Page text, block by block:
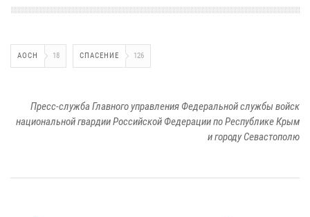
АОСН 18 СПАСЕНИЕ 126
Пресс-служба Главного управления Федеральной службы войск
национальной гвардии Российской Федерации по Республике Крым
и городу Севастополю